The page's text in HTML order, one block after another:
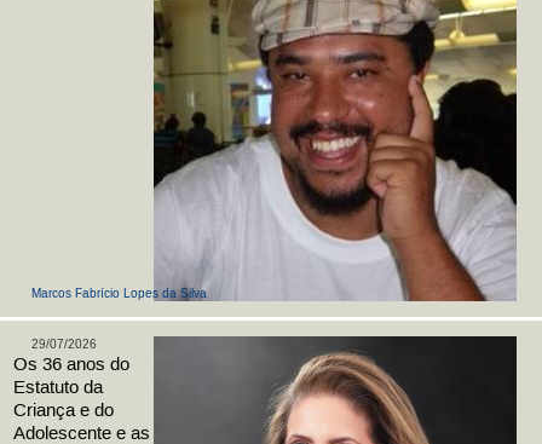
Marcos Fabrício Lopes da Silva
29/07/2026
Os 36 anos do
Estatuto da
Criança e do
Adolescente e as